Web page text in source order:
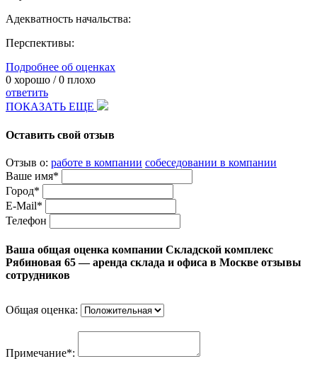
Адекватность начальства:
Перспективы:
Подробнее об оценках
0 хорошо /0 плохо
ответить
ПОКАЗАТЬ ЕЩЕ
Оставить свой отзыв
Отзыв о: работе в компании собеседовании в компании
Ваше имя*
Город*
E-Mail*
Телефон
Ваша общая оценка компании Складской комплекс
Рябиновая 65 — аренда склада и офиса в Москве отзывы
сотрудников
Общая оценка:
Примечание*: